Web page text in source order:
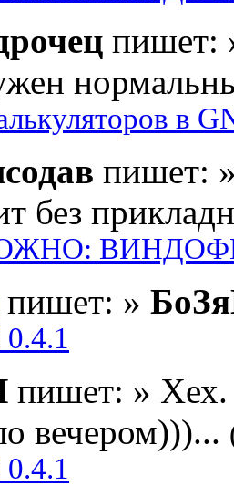
пишет:
в
пишет:
без
пишет: »
пишет: » Хех.
вечером)))...